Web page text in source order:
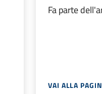
Fa parte
VAI ALLA